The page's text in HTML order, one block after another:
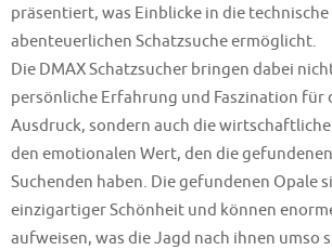
präsentiert, was Einblicke in die technische
abenteuerlichen Schatzsuche ermöglicht.
Die DMAX Schatzsucher bringen dabei
persönliche Erfahrung und Faszination für
Ausdruck, sondern auch die
den emotionalen Wert, den die
Suchenden haben. Die gefundenen Opale
einzigartiger Schönheit und können
aufweisen, was die Jagd nach ihnen umso